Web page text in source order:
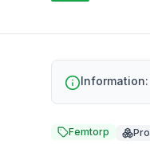
Information:
Femtorp